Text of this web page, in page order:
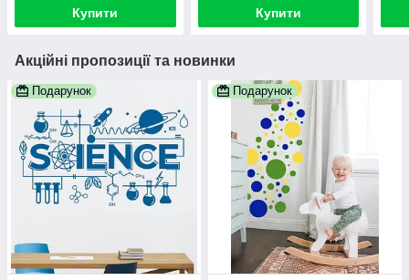
Купити Купити
Акційні пропозиції та новинки
Подарунок Подарунок